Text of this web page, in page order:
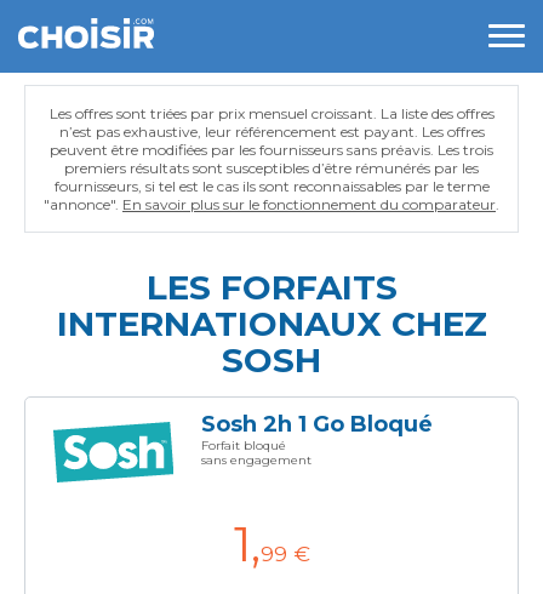
Les offres sont triées par prix mensuel croissant. La liste des offres
n’est pas exhaustive, leur référencement est payant. Les offres
peuvent être modifiées par les fournisseurs sans préavis. Les trois
premiers résultats sont susceptibles d’être rémunérés par les
fournisseurs, si tel est le cas ils sont reconnaissables par le terme
"annonce". En savoir plus sur le fonctionnement du comparateur.
LES FORFAITS
INTERNATIONAUX CHEZ
SOSH
Sosh 2h 1 Go Bloqué
Forfait bloqué
sans engagement
1,99 €